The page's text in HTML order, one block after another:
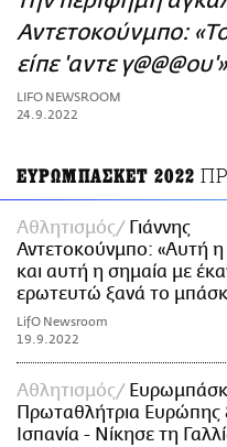
ΑΜΠΑ
PRINT
Αντετοκούνμπο:
είπε 'αντε γ@@@ου'»
LIFO NEWSROOM
24.9.2022
ΕΥΡΩΜΠΑΣΚΕΤ 2022
Αθλητισμός
Γιάννης
Αντετοκούνμπο: «Αυτή
και αυτή η σημαία με
ερωτευτώ ξανά το
LifO Newsroom
19.9.2022
Αθλητισμός
Πρωταθλήτρια Ευρώπης
Ισπανία - Νίκησε τη